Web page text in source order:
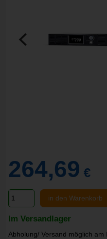
264,69 €
in den Warenkorb
Im Versandlager
Abholung/ Versand möglich am